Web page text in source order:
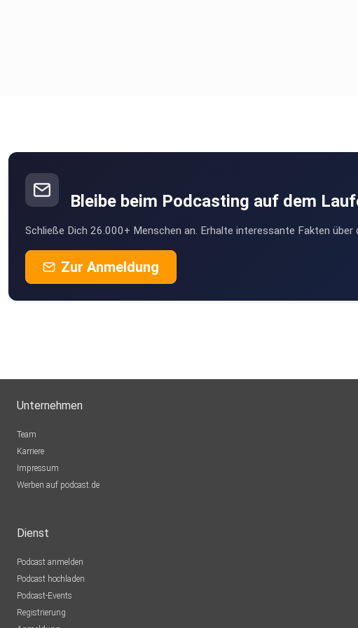
Bleibe beim Podcasting auf dem
Schließe Dich 26.000+ Menschen an. Erhalte interessante Fakten
Zur Anmeldung
Unternehmen
Team
Karriere
Impressum
Werben auf podcast.de
Dienst
Podcast anmelden
Podcast hochladen
Podcast-Events
Registrierung